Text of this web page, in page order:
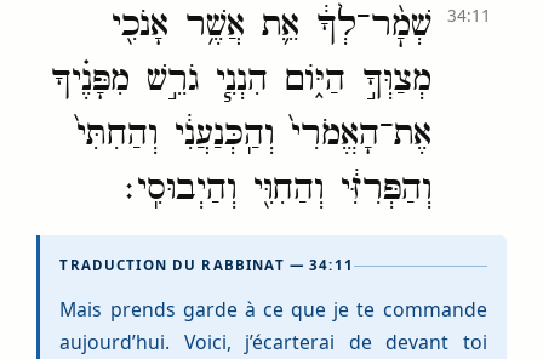
שְׁמׇ֨ר־לְךָ֔ אֵ֛ת אֲשֶׁ֥ר אָנֹכִ֖י
מְצַוְּךָ֣ הַיּ֑וֹם הִנְנִ֧י גֹרֵ֣שׁ מִפָּנֶ֗יךָ
אֶת־הָאֱמֹרִי֙ וְהַֽכְּנַעֲנִ֔י וְהַחִתִּי֙
וְהַפְּרִזִּ֔י וְהַחִוִּ֖י וְהַיְבוּסִֽי׃
34:11
TRADUCTION DU RABBINAT — 34:11
Mais prends garde à ce que je te commande
aujourd’hui. Voici, j’écarterai de devant toi